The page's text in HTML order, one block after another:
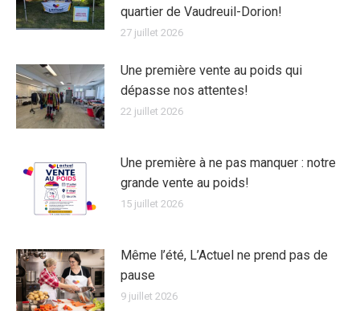
quartier de Vaudreuil-Dorion!
27 juillet 2026
Une première vente au poids qui
dépasse nos attentes!
22 juillet 2026
Une première à ne pas manquer : notre
grande vente au poids!
15 juillet 2026
Même l’été, L’Actuel ne prend pas de
pause
9 juillet 2026